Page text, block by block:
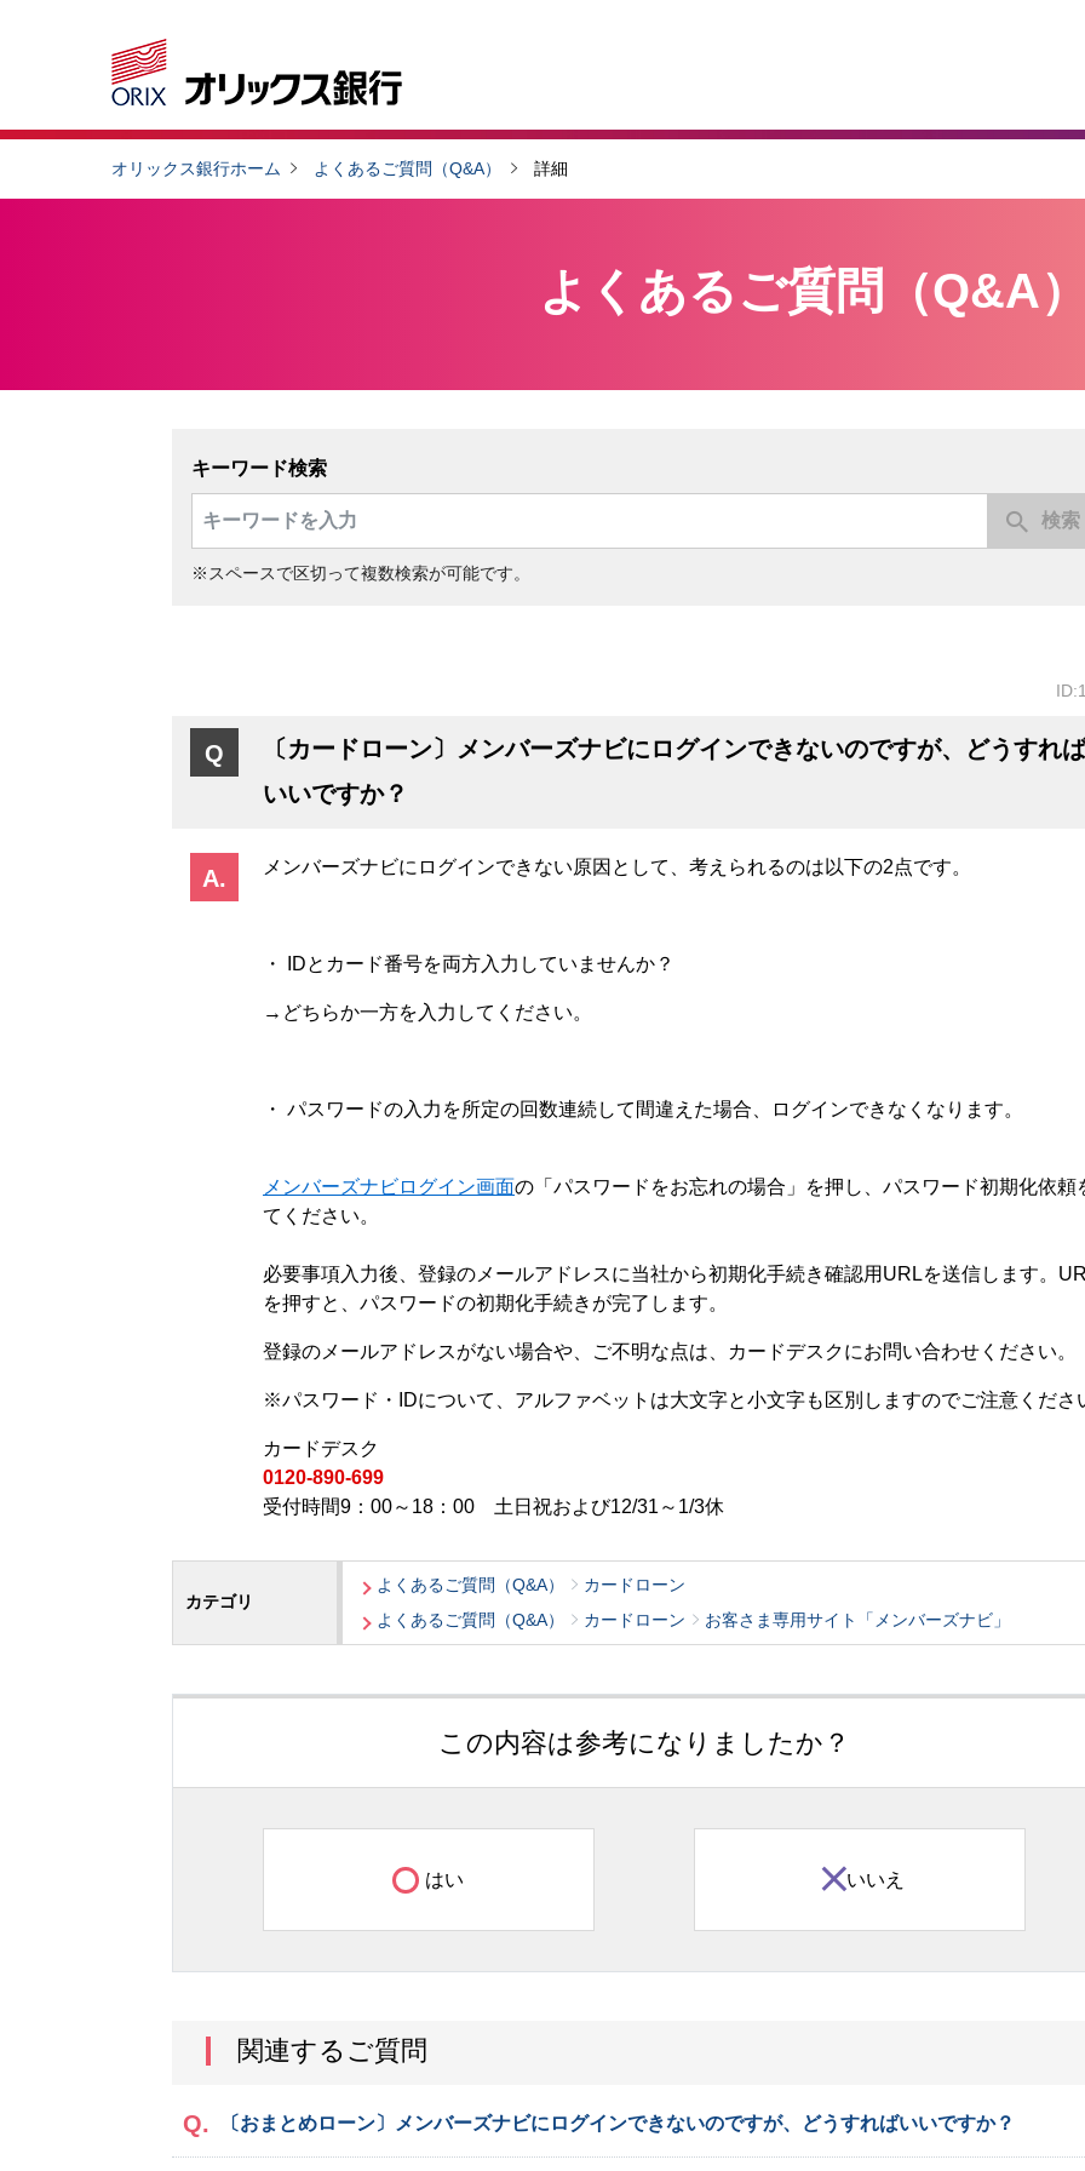
オリックス銀行ホーム よくあるご質問（Q&A） 詳細
よくあるご質問（Q&A）
キーワード検索
※スペースで区切って複数検索が可能です。
〔カードローン〕メンバーズナビにログインできないのですが、どうすれば
いいですか？
メンバーズナビにログインできない原因として、考えられるのは以下の2点です。
・ IDとカード番号を両方入力していませんか？
→どちらか一方を入力してください。
・ パスワードの入力を所定の回数連続して間違えた場合、ログインできなくなります。
メンバーズナビログイン画面の「パスワードをお忘れの場合」を押し、パスワード初期化依頼
てください。
必要事項入力後、登録のメールアドレスに当社から初期化手続き確認用URLを送信します。
を押すと、パスワードの初期化手続きが完了します。
登録のメールアドレスがない場合や、ご不明な点は、カードデスクにお問い合わせください。
※パスワード・IDについて、アルファベットは大文字と小文字も区別しますのでご注意くださ
カードデスク
0120-890-699
受付時間9：00～18：00 土日祝および12/31～1/3休
カテゴリ
よくあるご質問（Q&A）
カードローン
よくあるご質問（Q&A）
カードローン お客さま専用サイト「メンバーズナビ」
この内容は参考になりましたか？
はい いいえ
関連するご質問
〔おまとめローン〕メンバーズナビにログインできないのですが、どうすればいいですか？